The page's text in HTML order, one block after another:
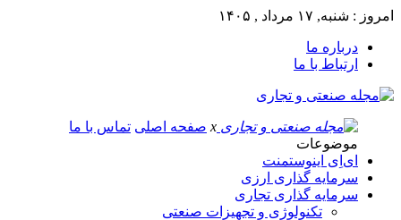
امروز : شنبه, ۱۷ مرداد , ۱۴۰۵
درباره ما
ارتباط با ما
x صفحه اصلی تماس با ما
موضوعات
ای‌اِی اینوستمنت
سرمایه گذاری ارزی
سرمایه گذاری تجاری
تکنولوژی و تجهیزات صنعتی